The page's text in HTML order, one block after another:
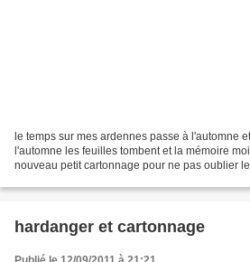
le temps sur mes ardennes passe à l'automne
l'automne les feuilles tombent et la mémoire
nouveau petit cartonnage pour ne pas oublier
hardanger et cartonnage